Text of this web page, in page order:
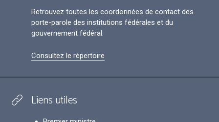
Retrouvez toutes les coordonnées de contact des
porte-parole des institutions fédérales et du
gouvernement fédéral.
Consultez le répertoire
Liens utiles